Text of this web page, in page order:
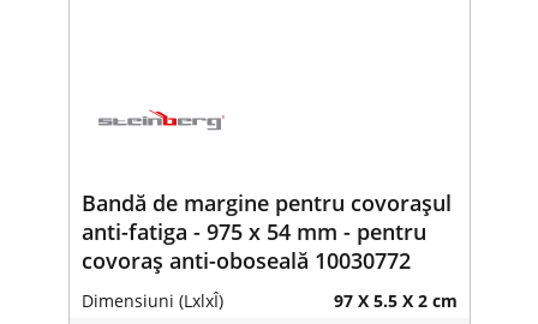
Bandă de margine pentru covorașul
anti-fatiga - 975 x 54 mm - pentru
covoraș anti-oboseală 10030772
Dimensiuni (LxlxÎ) 97 X 5.5 X 2 cm